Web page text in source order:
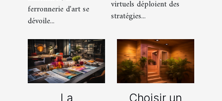
ferronnerie d'art se
dévoile...
virtuels déploient des
stratégies...
La
Choisir un